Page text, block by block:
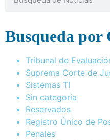
Busqueda por
Tribunal de
Suprema Corte de
Sistemas TI
Sin categoría
Reservados
Registro Único de
Penales